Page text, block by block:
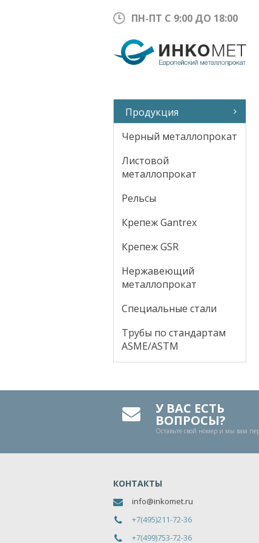
ПН-ПТ С 9:00 ДО 18:00
Продукция
Черный металлопрокат
Листовой
металлопрокат
Рельсы
Крепеж Gantrex
Крепеж GSR
Нержавеющий
металлопрокат
Специальные стали
Трубы по стандартам
ASME/ASTM
У ВАС ЕСТЬ
ВОПРОСЫ?
Оставьте свой номер и мы вам
КОНТАКТЫ
info@inkomet.ru
+7(495)211-72-36
+7(499)753-72-36